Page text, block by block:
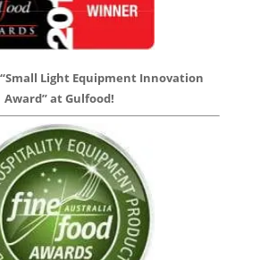
Light Equipment Innovation
Award” at Gulfood!